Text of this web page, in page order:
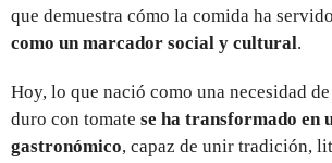
que demuestra cómo la comida ha servido
como un marcador social y cultural.
Hoy, lo que nació como una necesidad
duro con tomate se ha transformado en
gastronómico, capaz de unir tradición,